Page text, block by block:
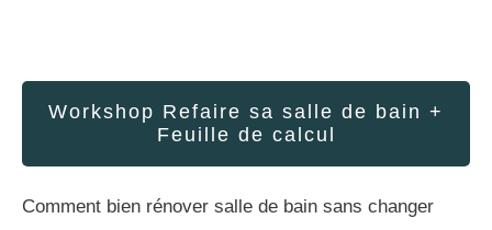
Workshop Refaire sa salle de bain +
Feuille de calcul
Comment bien rénover salle de bain sans changer